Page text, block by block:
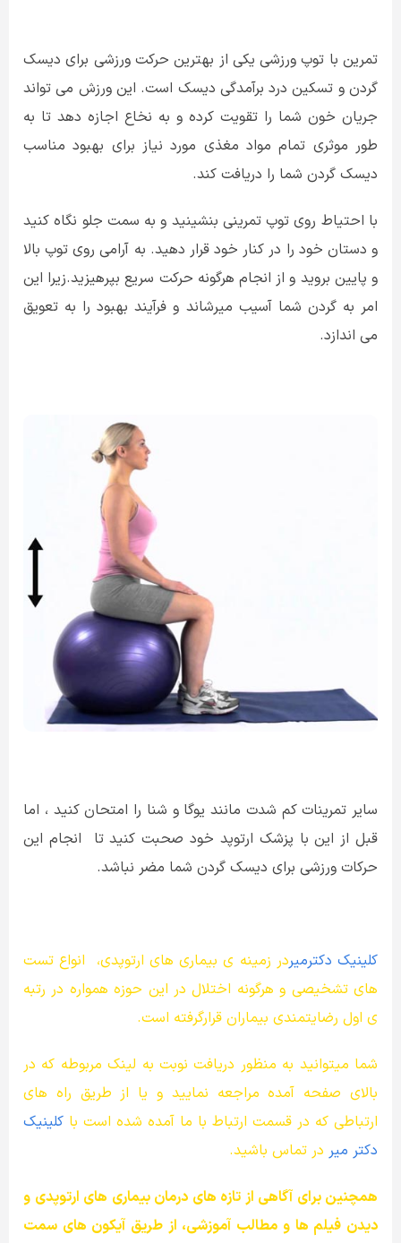
تمرین با توپ ورزشی یکی از بهترین حرکت ورزشی برای دیسک
گردن و تسکین درد برآمدگی دیسک است. این ورزش می تواند
جریان خون شما را تقویت کرده و به نخاع اجازه دهد تا به
طور موثری تمام مواد مغذی مورد نیاز برای بهبود مناسب
دیسک گردن شما را دریافت کند.
با احتیاط روی توپ تمرینی بنشینید و به سمت جلو نگاه کنید
و دستان خود را در کنار خود قرار دهید. به آرامی روی توپ بالا
و پایین بروید و از انجام هرگونه حرکت سریع بپرهیزید.زیرا این
امر به گردن شما آسیب میرشاند و فرآیند بهبود را به تعویق
می اندازد.
سایر تمرینات کم شدت مانند یوگا و شنا را امتحان کنید ، اما
قبل از این با پزشک ارتوپد خود صحبت کنید تا انجام این
حرکات ورزشی برای دیسک گردن شما مضر نباشد.
کلینیک دکترمیردر زمینه ی بیماری های ارتوپدی، انواع تست
های تشخیصی و هرگونه اختلال در این حوزه همواره در رتبه
ی اول رضایتمندی بیماران قرارگرفته است.
شما میتوانید به منظور دریافت نوبت به لینک مربوطه که در
بالای صفحه آمده مراجعه نمایید و یا از طریق راه های
ارتباطی که در قسمت ارتباط با ما آمده شده است با کلینیک
دکتر میر در تماس باشید.
همچنین برای آگاهی از تازه های درمان بیماری های ارتوپدی و
دیدن فیلم ها و مطالب آموزشی، از طریق آیکون های سمت